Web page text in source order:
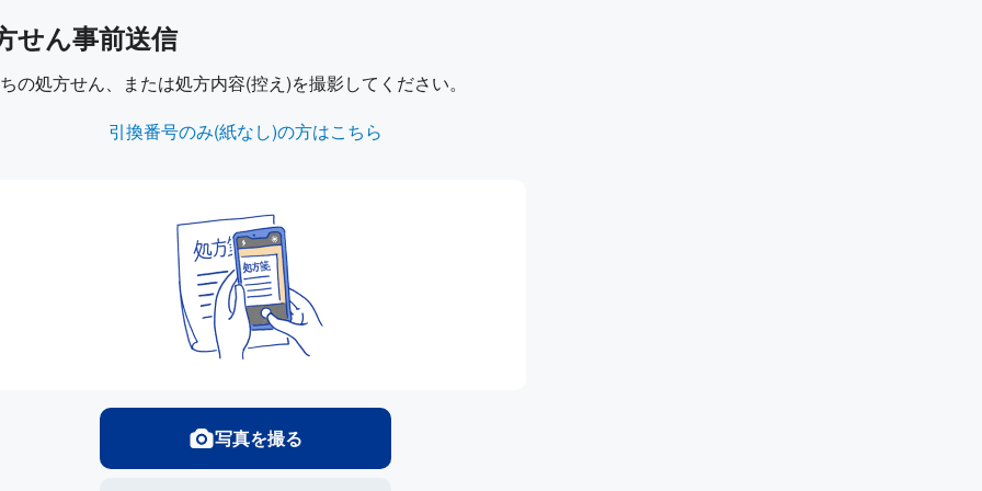
せん事前送信
の処方せん、または処方内容(控え)を撮影してください。
引換番号のみ(紙なし)の方はこちら
写真を撮る